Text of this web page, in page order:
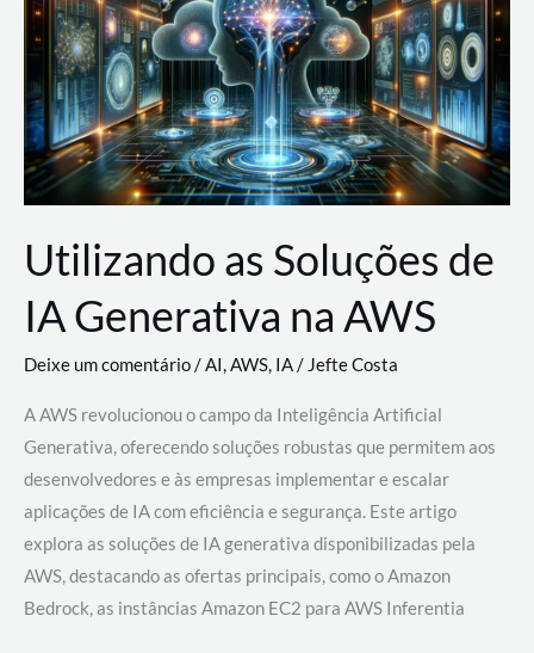
Utilizando as Soluções de
IA Generativa na AWS
Deixe um comentário/AI,AWS, IA/Jefte Costa
A AWS revolucionou o campo da Inteligência Artificial
Generativa, oferecendo soluções robustas que permitem aos
desenvolvedores e às empresas implementar e escalar
aplicações de IA com eficiência e segurança. Este artigo
explora as soluções de IA generativa disponibilizadas pela
AWS, destacando as ofertas principais, como o Amazon
Bedrock, as instâncias Amazon EC2 para AWS Inferentia